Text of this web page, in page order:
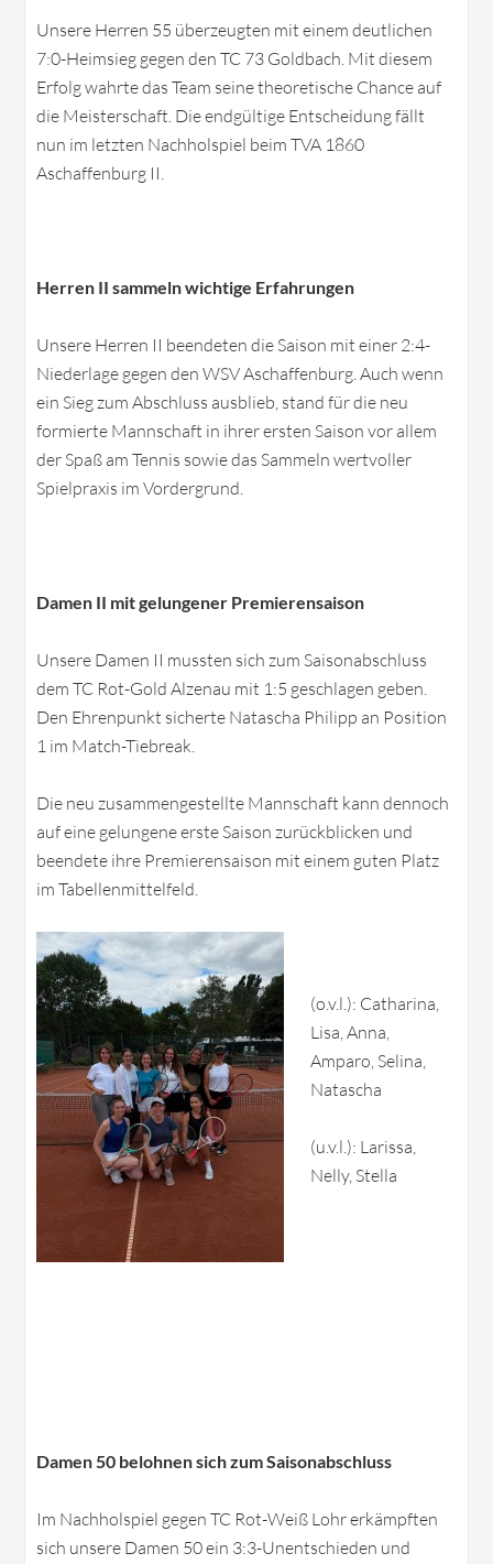
Unsere Herren 55 überzeugten mit einem deutlichen
7:0-Heimsieg gegen den TC 73 Goldbach. Mit diesem
Erfolg wahrte das Team seine theoretische Chance auf
die Meisterschaft. Die endgültige Entscheidung fällt
nun im letzten Nachholspiel beim TVA 1860
Aschaffenburg II.
Herren II sammeln wichtige Erfahrungen
Unsere Herren II beendeten die Saison mit einer 2:4-
Niederlage gegen den WSV Aschaffenburg. Auch wenn
ein Sieg zum Abschluss ausblieb, stand für die neu
formierte Mannschaft in ihrer ersten Saison vor allem
der Spaß am Tennis sowie das Sammeln wertvoller
Spielpraxis im Vordergrund.
Damen II mit gelungener Premierensaison
Unsere Damen II mussten sich zum Saisonabschluss
dem TC Rot-Gold Alzenau mit 1:5 geschlagen geben.
Den Ehrenpunkt sicherte Natascha Philipp an Position
1 im Match-Tiebreak.
Die neu zusammengestellte Mannschaft kann dennoch
auf eine gelungene erste Saison zurückblicken und
beendete ihre Premierensaison mit einem guten Platz
im Tabellenmittelfeld.
(o.v.l.): Catharina,
Lisa, Anna,
Amparo, Selina,
Natascha
(u.v.l.): Larissa,
Nelly, Stella
Damen 50 belohnen sich zum Saisonabschluss
Im Nachholspiel gegen TC Rot-Weiß Lohr erkämpften
sich unsere Damen 50 ein 3:3-Unentschieden und